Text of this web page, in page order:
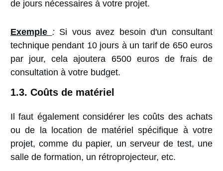
de jours nécessaires à votre projet.
Exemple :Si vous avez besoin d'un consultant
technique pendant 10 jours à un tarif de 650 euros
par jour, cela ajoutera 6500 euros de frais de
consultation à votre budget.
1.3. Coûts de matériel
Il faut également considérer les coûts des achats
ou de la location de matériel spécifique à votre
projet, comme du papier, un serveur de test, une
salle de formation, un rétroprojecteur, etc.